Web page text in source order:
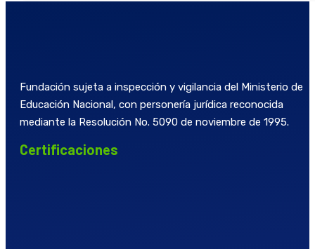
Fundación sujeta a inspección y vigilancia del Ministerio de
Educación Nacional, con personería jurídica reconocida
mediante la Resolución No. 5090 de noviembre de 1995.
Certificaciones